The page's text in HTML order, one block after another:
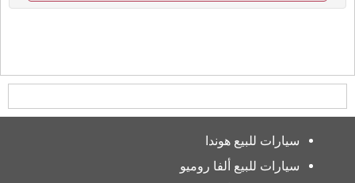
سيارات للبيع هوندا
سيارات للبيع ألفا روميو